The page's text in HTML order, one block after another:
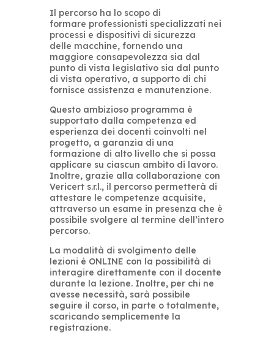
Il percorso ha lo scopo di
formare professionisti specializzati nei
processi e dispositivi di sicurezza
delle macchine, fornendo una
maggiore consapevolezza sia dal
punto di vista legislativo sia dal punto
di vista operativo, a supporto di chi
fornisce assistenza e manutenzione.
Questo ambizioso programma è
supportato dalla competenza ed
esperienza dei docenti coinvolti nel
progetto, a garanzia di una
formazione di alto livello che si possa
applicare su ciascun ambito di lavoro.
Inoltre, grazie alla collaborazione con
Vericert s.r.l., il percorso permetterà di
attestare le competenze acquisite,
attraverso un esame in presenza che è
possibile svolgere al termine dell’intero
percorso.
La modalità di svolgimento delle
lezioni è ONLINE con la possibilità di
interagire direttamente con il docente
durante la lezione. Inoltre, per chi ne
avesse necessità, sarà possibile
seguire il corso, in parte o totalmente,
scaricando semplicemente la
registrazione.